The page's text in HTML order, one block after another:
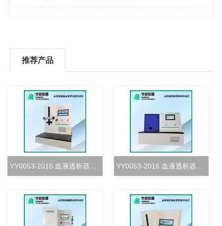
推荐产品
YY0053-2016 血液透析器血室密合度测试仪 YY0053-2016 血液透析器清除率测试仪